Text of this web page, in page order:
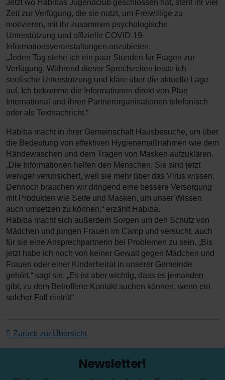
Jetzt wo Habibas Jugendclub geschlossen hat, steht ihr viel
Zeit zur Verfügung, die sie nutzt, um Freiwillige zu
motivieren, mit ihr zusammen psychologische
Unterstützung und offizielle COVID-19-
Informationsveranstaltungen anzubieten.
„Jeden Tag stehe ich ein paar Stunden für Fragen zur
Verfügung. Während dieser Sprechzeiten leiste ich
seelische Unterstützung und kläre über die aktuelle Lage
auf. Ich bekomme die Informationen direkt von Plan
International und ihren Partnerorganisationen telefonisch
oder als Textnachricht.“
Habiba macht in ihrer Gemeinschaft Hausbesuche, um über
die Bedeutung von effektiven Hygienemaßnahmen wie dem
Händewaschen und dem Tragen von Masken aufzuklären.
„Die Informationen helfen den Menschen. Sie sind jetzt
weniger verunsichert, weil sie mehr über das Virus wissen.
Dennoch brauchen wir dringend eine bessere Versorgung
mit Produkten wie Seife und Masken, um unser Wissen
auch umsetzen zu können,“ erzählt Habiba.
Habiba macht sich außerdem Sorgen um den Schutz von
Mädchen und jungen Frauen im Camp und versucht, auch
für sie eine Ansprechpartnerin bei Problemen zu sein. „Bis
jetzt habe ich noch von keiner Gewalt gegen Mädchen und
Frauen oder einer Kinderheirat in unserer Gemeinde
gehört,“ sagt sie. „Es ist aber wichtig, dass es jemanden
gibt, zu dem Betroffene Kontakt suchen können, wenn ein
solcher Fall eintritt“
Zurück zur Übersicht
Newsletter!